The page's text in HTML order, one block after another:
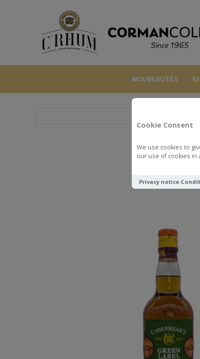
Cookie Consent
We use cookies to
our use of cookies in
Privacy notice
NOUVEAUTÉS